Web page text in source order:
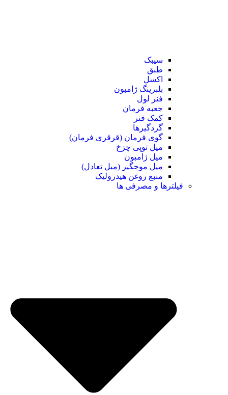
سیبک
طبق
اکسل
بلبرینگ ژامبون
فنر لول
جعبه فرمان
کمک فنر
گردگیرها
گوی فرمان (قرقری فرمان)
میل توپی چزخ
میل ژامبون
میل موجگیر (میل تعادل)
منبع روغن هیدرولیک
فیلترها و مصرفی ها